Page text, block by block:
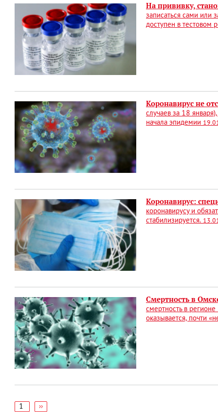
На прививку,
записаться сами или
доступен в тестовом
Коронавирус не
случаев за 18
начала эпидемии
Коронавирус:
коронавирусу и
стабилизируется.
Смертность в
смертность в
оказывается, почти
1 Следующая
››